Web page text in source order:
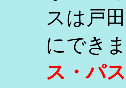
スは戸
にでき
ス・パ